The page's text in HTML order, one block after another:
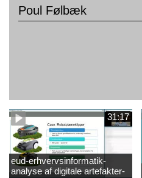
Poul Følbæk
31:17
eud-erhvervsinformatik-
analyse af digitale artefakter-